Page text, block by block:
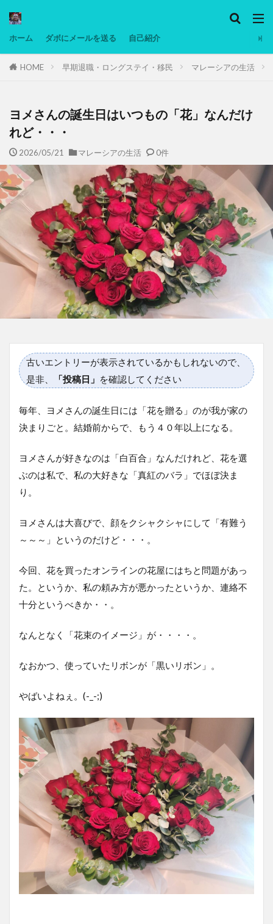
ホーム ダボにメールを送る 自己紹介
HOME 早期退職・ロングステイ・移民 マレーシアの生活
ヨメさんの誕生日はいつもの「花」なんだけ
れど・・・
2026/05/21 マレーシアの生活 0件
古いエントリーが表示されているかもしれないので、
是非、
「投稿日」 を確認してください
毎年、ヨメさんの誕生日には「花を贈る」のが我が家の
決まりごと。結婚前からで、もう４０年以上になる。
ヨメさんが好きなのは「白百合」なんだけれど、花を選
ぶのは私で、私の大好きな「真紅のバラ」でほぼ決ま
り。
ヨメさんは大喜びで、顔をクシャクシャにして「有難う
～～～」というのだけど・・・。
今回、花を買ったオンラインの花屋にはちと問題があっ
た。というか、私の頼み方が悪かったというか、連絡不
十分というべきか・・。
なんとなく「花束のイメージ」が・・・・。
なおかつ、使っていたリボンが「黒いリボン」。
やばいよねぇ。(-_-;)
タグ
マレーシア動画
ヨーグルト
備忘録
日本人村社会
検索